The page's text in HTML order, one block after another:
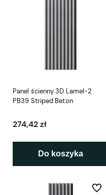
Panel ścienny 3D Lamel-2
PB39 Striped Beton
274,42 zł
Do koszyka
Do